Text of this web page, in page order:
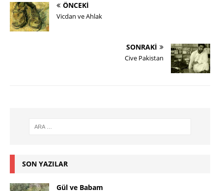
ÖNCEKI
Vicdan ve Ahlak
SONRAKI
Cive Pakistan
SON YAZILAR
Gül ve Babam